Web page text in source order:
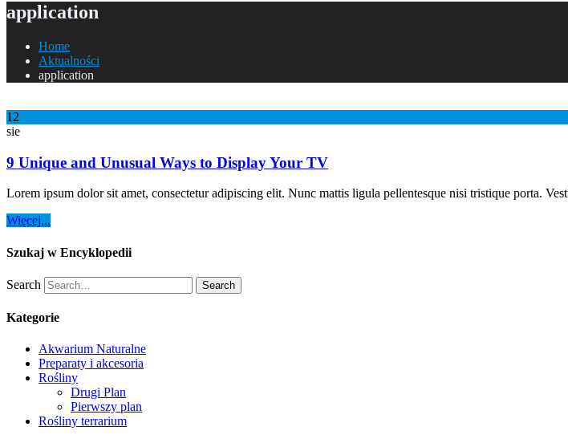
application
Home
Aktualności
application
12
sie
9 Unique and Unusual Ways to Display Your TV
Lorem ipsum dolor sit amet, consectetur adipiscing elit. Nunc mattis ligula pellentesque nisi tristique porta.
Więcej...
Szukaj w Encyklopedii
Search Search
Kategorie
Akwarium Naturalne
Preparaty i akcesoria
Rośliny
Drugi Plan
Pierwszy plan
Rośliny terrarium